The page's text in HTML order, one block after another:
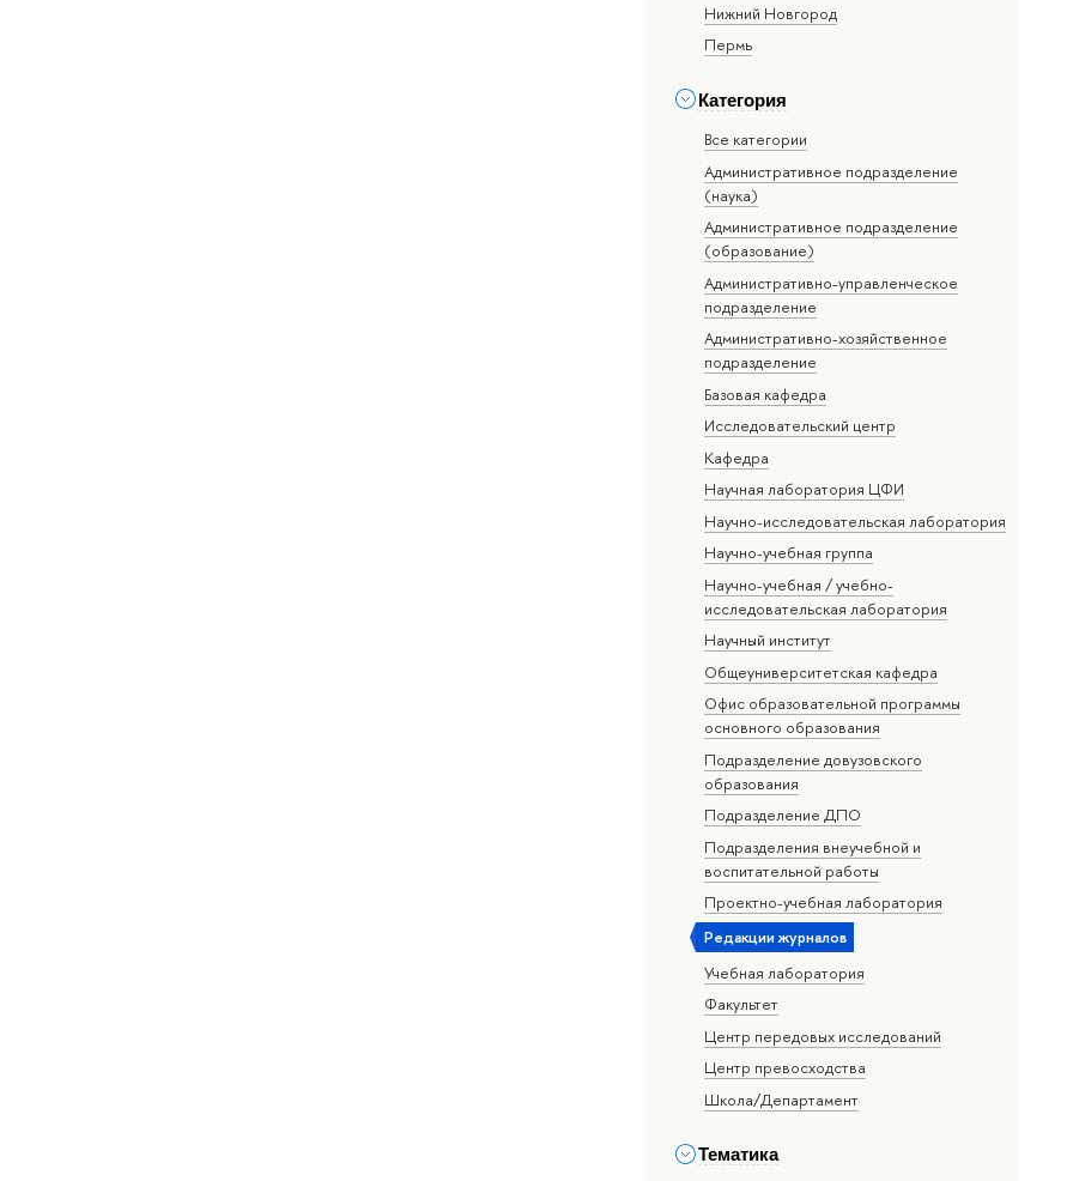
Нижний Новгород
Пермь
Категория
Все категории
Административное подразделение
(наука)
Административное подразделение
(образование)
Административно-управленческое
подразделение
Административно-хозяйственное
подразделение
Базовая кафедра
Исследовательский центр
Кафедра
Научная лаборатория ЦФИ
Научно-исследовательская лаборатория
Научно-учебная группа
Научно-учебная / учебно-
исследовательская лаборатория
Научный институт
Общеуниверситетская кафедра
Офис образовательной программы
основного образования
Подразделение довузовского
образования
Подразделение ДПО
Подразделения внеучебной и
воспитательной работы
Проектно-учебная лаборатория
Редакции журналов
Учебная лаборатория
Факультет
Центр передовых исследований
Центр превосходства
Школа/Департамент
Тематика